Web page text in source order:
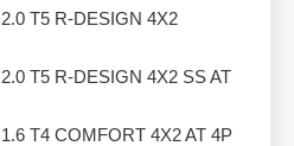
2.0 T5 R-DESIGN 4X2
2.0 T5 R-DESIGN 4X2 SS AT
1.6 T4 COMFORT 4X2 AT 4P